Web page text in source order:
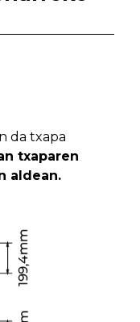
da txapa
txaparen
aldean.